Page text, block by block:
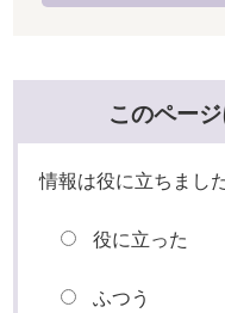
このペー
情報は役に立ちまし
役に立った
ふつう